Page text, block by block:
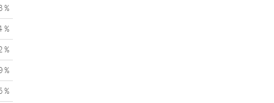
%
%
%
%
%